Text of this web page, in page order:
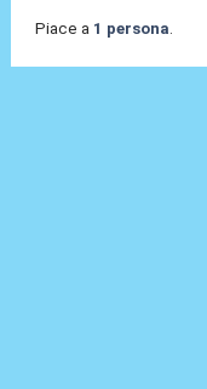
Piace a 1 persona.